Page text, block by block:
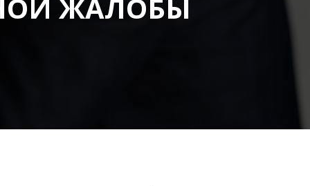
ЖАЛОБЫ